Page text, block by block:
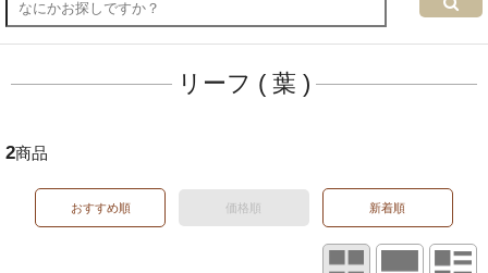
リーフ ( 葉 )
2商品
おすすめ順 価格順 新着順